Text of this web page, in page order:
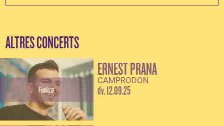
ALTRES CONCERTS
Finalitzat
ERNEST PRANA
CAMPRODON
dv. 12.09.25